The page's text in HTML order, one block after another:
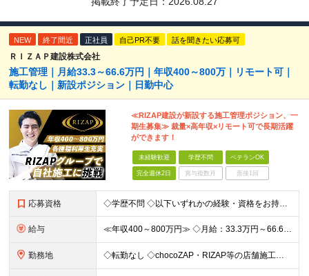
NEW 終了間近 正社員 自己PR不要 話を聞きたい応募可
ＲＩＺＡＰ建設株式会社
施工管理｜月給33.3～66.6万円｜年収400～800万｜リモート可｜
転勤なし｜新設ポジション｜日勤中心
≪RIZAP建設が新設する施工管理ポジション、一
期生募集≫ 裁量×高年収×リモート可で長期活躍
ができます！
未経験歓迎 学歴不問 ベテランOK
完全週休2日 賞与複数月 面接1回
応募資格 ◇学歴不問 ◇以下いずれかの経験・資格をお持ちの方 ≪対象経験≫ ・店舗内装工事（フィットネス・飲食・物販など）の施工管理経験 ・電気/空調/給排水工事いずれかの施工管理経験（1年以上目安） ・職長
給与 ≪年収400～800万円≫ ◇月給：33.3万円～66.6万円 ◇残業代別途支給 ◇昇給年2回（実力次第でスピード昇給可能） スキル・経験に応じた評価制度 ￣￣￣￣￣￣￣￣￣￣￣￣￣ 新設チームのた
勤務地 ◇転勤なし ◇chocoZAP・RIZAP等の店舗施工を担当 ◇本社もしくは在宅での勤務になります 【本社所在地】 東京都新宿区西新宿8-17-1 住友不動産新宿グランドタワー36F 【転勤につい